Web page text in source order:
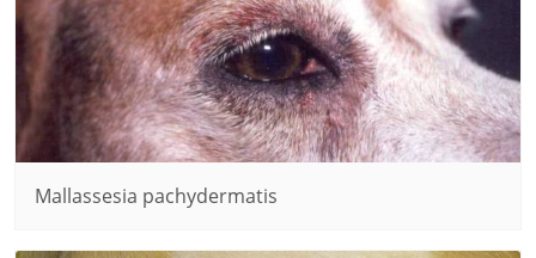
Mallassesia pachydermatis